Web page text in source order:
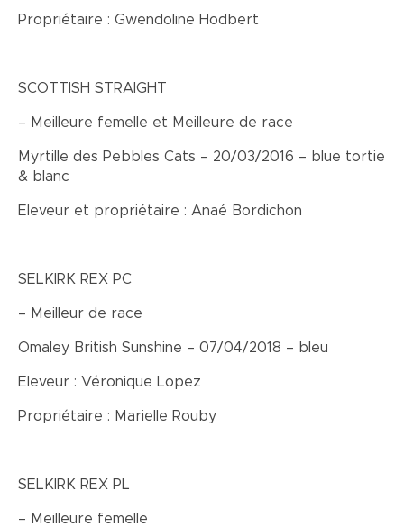
Propriétaire : Gwendoline Hodbert
SCOTTISH STRAIGHT
– Meilleure femelle et Meilleure de race
Myrtille des Pebbles Cats – 20/03/2016 – blue tortie
& blanc
Eleveur et propriétaire : Anaé Bordichon
SELKIRK REX PC
– Meilleur de race
Omaley British Sunshine – 07/04/2018 – bleu
Eleveur : Véronique Lopez
Propriétaire : Marielle Rouby
SELKIRK REX PL
– Meilleure femelle